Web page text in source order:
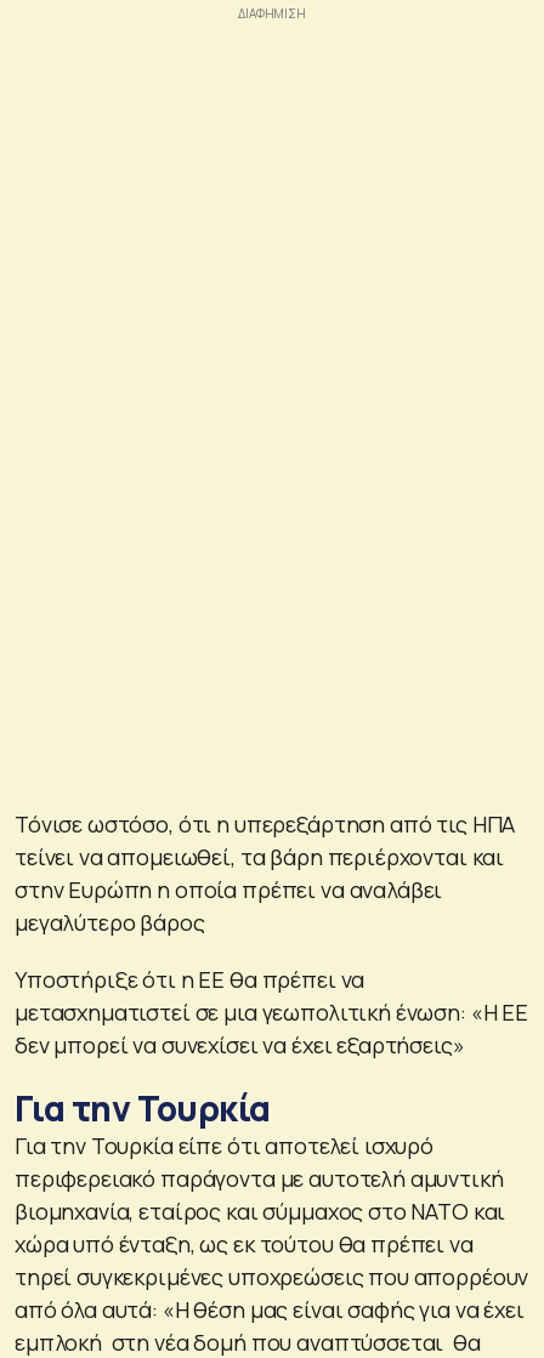
Τόνισε ωστόσο, ότι η υπερεξάρτηση από τις ΗΠΑ
τείνει να απομειωθεί, τα βάρη περιέρχονται και
στην Ευρώπη η οποία πρέπει να αναλάβει
μεγαλύτερο βάρος
Υποστήριξε ότι η ΕΕ θα πρέπει να
μετασχηματιστεί σε μια γεωπολιτική ένωση: «Η ΕΕ
δεν μπορεί να συνεχίσει να έχει εξαρτήσεις»
Για την Τουρκία
Για την Τουρκία είπε ότι αποτελεί ισχυρό
περιφερειακό παράγοντα με αυτοτελή αμυντική
βιομηχανία, εταίρος και σύμμαχος στο ΝΑΤΟ και
χώρα υπό ένταξη, ως εκ τούτου θα πρέπει να
τηρεί συγκεκριμένες υποχρεώσεις που απορρέουν
από όλα αυτά: «Η θέση μας είναι σαφής για να έχει
εμπλοκή στη νέα δομή που αναπτύσσεται θα